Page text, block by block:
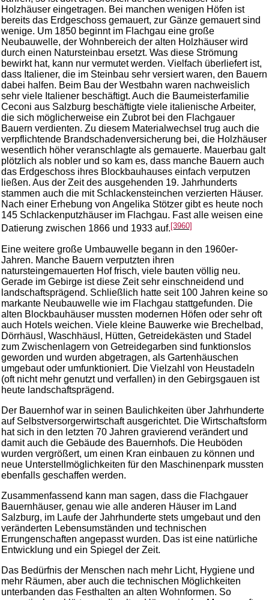
Holzhäuser eingetragen. Bei manchen wenigen Höfen ist
bereits das Erdgeschoss gemauert, zur Gänze gemauert sind
wenige. Um 1850 beginnt im Flachgau eine große
Neubauwelle, der Wohnbereich der alten Holzhäuser wird
durch einen Natursteinbau ersetzt. Was diese Strömung
bewirkt hat, kann nur vermutet werden. Vielfach überliefert ist,
dass Italiener, die im Steinbau sehr versiert waren, den Bauern
dabei halfen. Beim Bau der Westbahn waren nachweislich
sehr viele Italiener beschäftigt. Auch die Baumeisterfamilie
Ceconi aus Salzburg beschäftigte viele italienische Arbeiter,
die sich möglicherweise ein Zubrot bei den Flachgauer
Bauern verdienten. Zu diesem Materialwechsel trug auch die
verpflichtende Brandschadenversicherung bei, die Holzhäuser
wesentlich höher veranschlagte als gemauerte. Mauerbau galt
plötzlich als nobler und so kam es, dass manche Bauern auch
das Erdgeschoss ihres Blockbauhauses einfach verputzen
ließen. Aus der Zeit des ausgehenden 19. Jahrhunderts
stammen auch die mit Schlackensteinchen verzierten Häuser.
Nach einer Erhebung von Angelika Stötzer gibt es heute noch
145 Schlackenputzhäuser im Flachgau. Fast alle weisen eine
Datierung zwischen 1866 und 1933 auf.[3960]
Eine weitere große Umbauwelle begann in den 1960er-
Jahren. Manche Bauern verputzten ihren
natursteingemauerten Hof frisch, viele bauten völlig neu.
Gerade im Gebirge ist diese Zeit sehr einschneidend und
landschaftsprägend. Schließlich hatte seit 100 Jahren keine so
markante Neubauwelle wie im Flachgau stattgefunden. Die
alten Blockbauhäuser mussten modernen Höfen oder sehr oft
auch Hotels weichen. Viele kleine Bauwerke wie Brechelbad,
Dörrhäusl, Waschhäusl, Hütten, Getreidekästen und Stadel
zum Zwischenlagern von Getreidegarben sind funktionslos
geworden und wurden abgetragen, als Gartenhäuschen
umgebaut oder umfunktioniert. Die Vielzahl von Heustadeln
(oft nicht mehr genutzt und verfallen) in den Gebirgsgauen ist
heute landschaftsprägend.
Der Bauernhof war in seinen Baulichkeiten über Jahrhunderte
auf Selbstversorgerwirtschaft ausgerichtet. Die Wirtschaftsform
hat sich in den letzten 70 Jahren gravierend verändert und
damit auch die Gebäude des Bauernhofs. Die Heuböden
wurden vergrößert, um einen Kran einbauen zu können und
neue Unterstellmöglichkeiten für den Maschinenpark mussten
ebenfalls geschaffen werden.
Zusammenfassend kann man sagen, dass die Flachgauer
Bauernhäuser, genau wie alle anderen Häuser im Land
Salzburg, im Laufe der Jahrhunderte stets umgebaut und den
veränderten Lebensumständen und technischen
Errungenschaften angepasst wurden. Das ist eine natürliche
Entwicklung und ein Spiegel der Zeit.
Das Bedürfnis der Menschen nach mehr Licht, Hygiene und
mehr Räumen, aber auch die technischen Möglichkeiten
unterbanden das Festhalten an alten Wohnformen. So